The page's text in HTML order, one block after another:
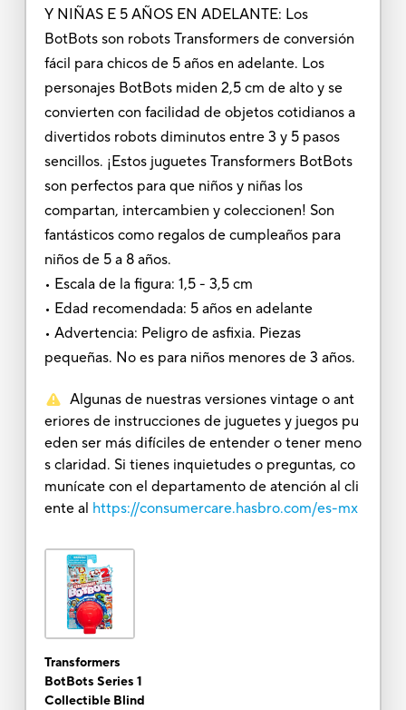
Y NIÑAS E 5 AÑOS EN ADELANTE: Los
BotBots son robots Transformers de conversión
fácil para chicos de 5 años en adelante. Los
personajes BotBots miden 2,5 cm de alto y se
convierten con facilidad de objetos cotidianos a
divertidos robots diminutos entre 3 y 5 pasos
sencillos. ¡Estos juguetes Transformers BotBots
son perfectos para que niños y niñas los
compartan, intercambien y coleccionen! Son
fantásticos como regalos de cumpleaños para
niños de 5 a 8 años.
• Escala de la figura: 1,5 - 3,5 cm
• Edad recomendada: 5 años en adelante
• Advertencia: Peligro de asfixia. Piezas
pequeñas. No es para niños menores de 3 años.
Algunas de nuestras versiones vintage o ant
eriores de instrucciones de juguetes y juegos pu
eden ser más difíciles de entender o tener meno
s claridad. Si tienes inquietudes o preguntas, co
munícate con el departamento de atención al cli
ente al https://consumercare.hasbro.com/es-mx
Transformers
BotBots Series 1
Collectible Blind